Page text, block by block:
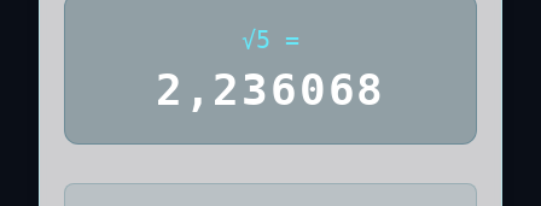
√5 =
2,236068